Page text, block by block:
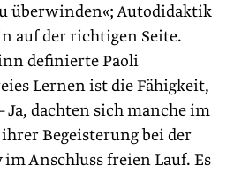
überwinden«; Autodidaktik
auf der richtigen Seite.
definierte Paoli
Lernen ist die Fähigkeit,
Ja, dachten sich manche im
Begeisterung bei der
Anschluss freien Lauf. Es